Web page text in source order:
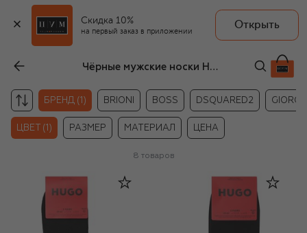
Скидка 10%
на первый заказ в приложении
Открыть
Чёрные мужские носки HUGO
БРЕНД (1) BRIONI BOSS DSQUARED2
ЦВЕТ (1) РАЗМЕР МАТЕРИАЛ ЦЕНА
8 товаров